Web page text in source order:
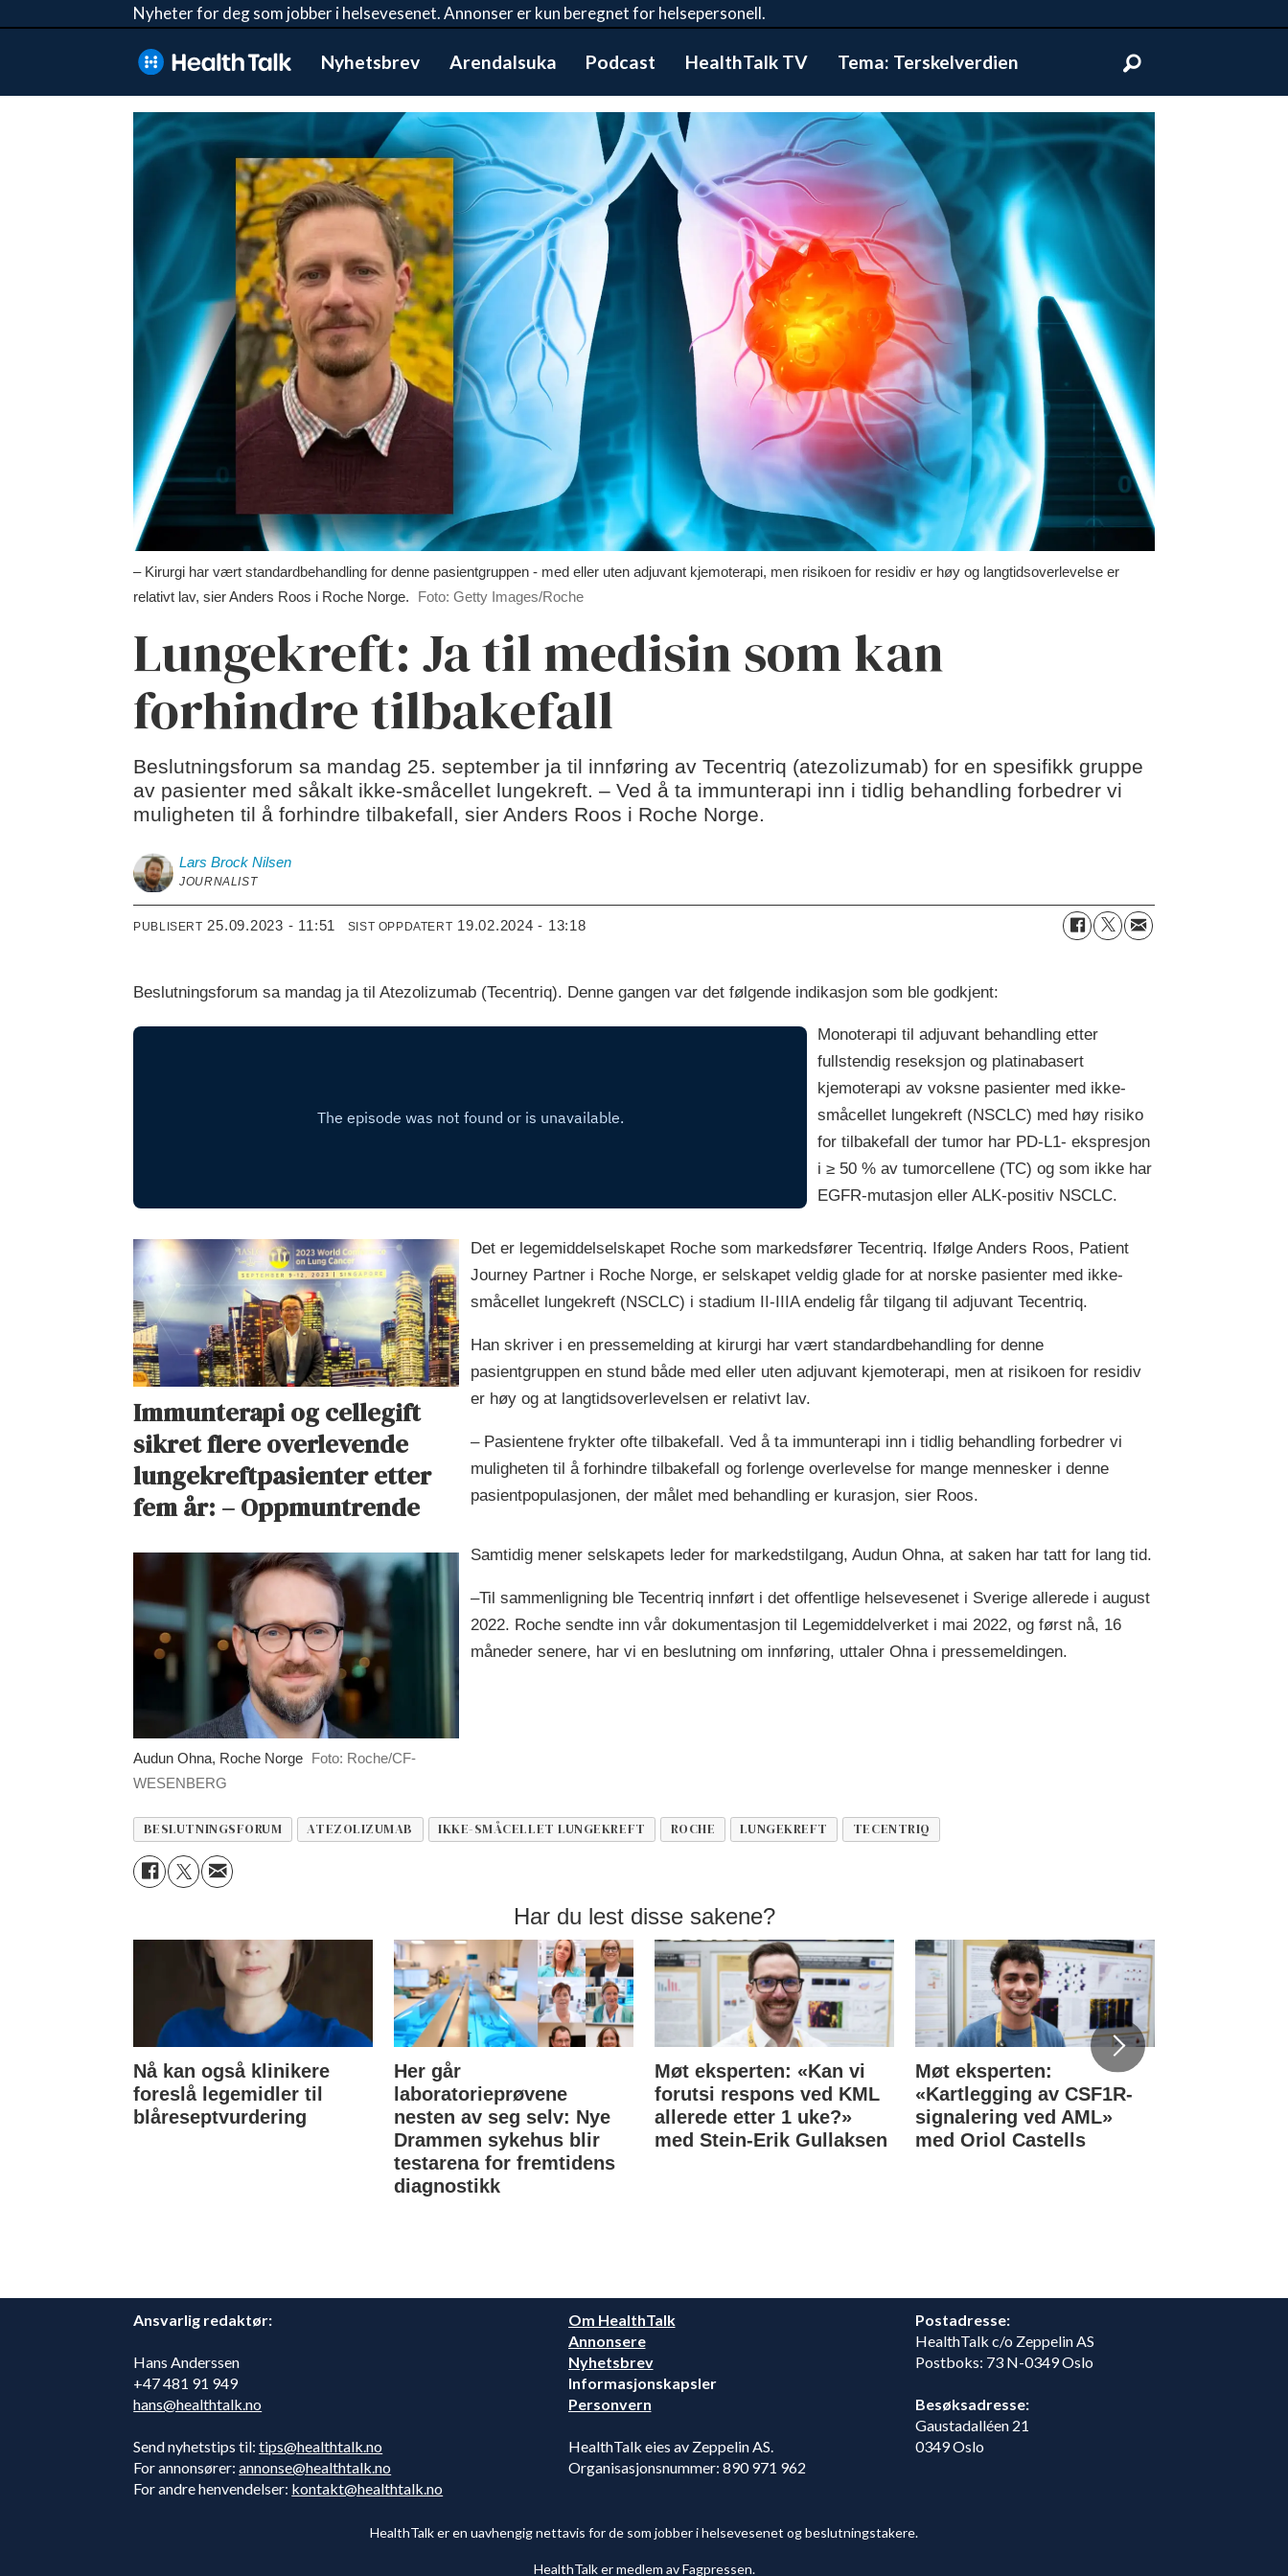
Nyheter for deg som jobber i helsevesenet. Annonser er kun beregnet for helsepersonell.
Nyhetsbrev Arendalsuka Podcast HealthTalk TV Tema: Terskelverdien
– Kirurgi har vært standardbehandling for denne pasientgruppen - med eller uten adjuvant kjemoterapi, men risikoen for residiv er høy og langtidsoverlevelse er
relativt lav, sier Anders Roos i Roche Norge.
Foto: Getty Images/Roche
Lungekreft: Ja til medisin som kan
forhindre tilbakefall
Beslutningsforum sa mandag 25. september ja til innføring av Tecentriq (atezolizumab) for en spesifikk gruppe
av pasienter med såkalt ikke-småcellet lungekreft. – Ved å ta immunterapi inn i tidlig behandling forbedrer vi
muligheten til å forhindre tilbakefall, sier Anders Roos i Roche Norge.
Lars Brock Nilsen
JOURNALIST
PUBLISERT 25.09.2023 - 11:51 SIST OPPDATERT 19.02.2024 - 13:18
Beslutningsforum sa mandag ja til Atezolizumab (Tecentriq). Denne gangen var det følgende indikasjon som ble godkjent:
Monoterapi til adjuvant behandling etter
fullstendig reseksjon og platinabasert
kjemoterapi av voksne pasienter med ikke-
småcellet lungekreft (NSCLC) med høy risiko
for tilbakefall der tumor har PD-L1- ekspresjon
i ≥ 50 % av tumorcellene (TC) og som ikke har
EGFR-mutasjon eller ALK-positiv NSCLC.
Immunterapi og cellegift
sikret flere overlevende
lungekreftpasienter etter
fem år: – Oppmuntrende
Det er legemiddelselskapet Roche som markedsfører Tecentriq. Ifølge Anders Roos, Patient
Journey Partner i Roche Norge, er selskapet veldig glade for at norske pasienter med ikke-
småcellet lungekreft (NSCLC) i stadium II-IIIA endelig får tilgang til adjuvant Tecentriq.
Han skriver i en pressemelding at kirurgi har vært standardbehandling for denne
pasientgruppen en stund både med eller uten adjuvant kjemoterapi, men at risikoen for residiv
er høy og at langtidsoverlevelsen er relativt lav.
Audun Ohna, Roche Norge Foto: Roche/CF-
WESENBERG
– Pasientene frykter ofte tilbakefall. Ved å ta immunterapi inn i tidlig behandling forbedrer vi
muligheten til å forhindre tilbakefall og forlenge overlevelse for mange mennesker i denne
pasientpopulasjonen, der målet med behandling er kurasjon, sier Roos.
Samtidig mener selskapets leder for markedstilgang, Audun Ohna, at saken har tatt for lang tid.
–Til sammenligning ble Tecentriq innført i det offentlige helsevesenet i Sverige allerede i august
2022. Roche sendte inn vår dokumentasjon til Legemiddelverket i mai 2022, og først nå, 16
måneder senere, har vi en beslutning om innføring, uttaler Ohna i pressemeldingen.
BESLUTNINGSFORUM ATEZOLIZUMAB IKKE-SMÅCELLET LUNGEKREFT ROCHE LUNGEKREFT TECENTRIQ
Har du lest disse sakene?
Nå kan også klinikere
foreslå legemidler til
blåreseptvurdering
Her går
laboratorieprøvene
nesten av seg selv: Nye
Drammen sykehus blir
testarena for fremtidens
diagnostikk
Møt eksperten: «Kan vi
forutsi respons ved KML
allerede etter 1 uke?»
med Stein-Erik Gullaksen
Møt eksperten:
«Kartlegging av CSF1R-
signalering ved AML»
med Oriol Castells
Ansvarlig redaktør:
Hans Anderssen
+47 481 91 949
hans@healthtalk.no
Send nyhetstips til:tips@healthtalk.no
For annonsører:annonse@healthtalk.no
For andre henvendelser: kontakt@healthtalk.no
Om HealthTalk
Annonsere
Nyhetsbrev
Informasjonskapsler
Personvern
HealthTalk eies av Zeppelin AS.
Organisasjonsnummer: 890 971 962
Postadresse:
HealthTalk c/o Zeppelin AS
Postboks: 73 N-0349 Oslo
Besøksadresse:
Gaustadalléen 21
0349 Oslo
HealthTalk er en uavhengig nettavis for de som jobber i helsevesenet og beslutningstakere.
HealthTalk er medlem av Fagpressen.